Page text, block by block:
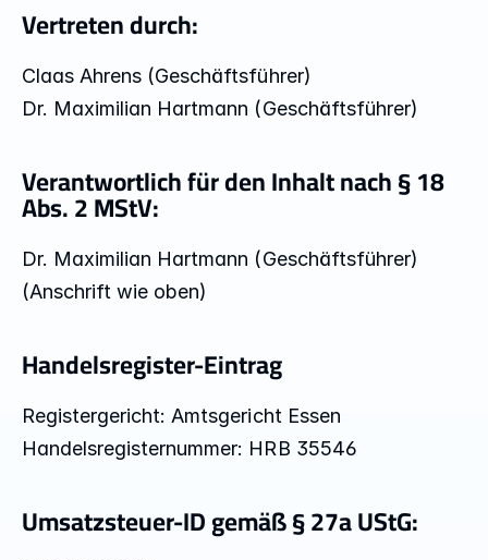
ÜBER
Mission
Team
FAQ
Vertreten durch:
Claas Ahrens (Geschäftsführer)
Dr. Maximilian Hartmann (Geschäftsführer)
Verantwortlich für den Inhalt nach § 18
Abs. 2 MStV:
Dr. Maximilian Hartmann (Geschäftsführer)
(Anschrift wie oben)
Handelsregister-Eintrag
Registergericht: Amtsgericht Essen
Handelsregisternummer: HRB 35546
Umsatzsteuer-ID gemäß § 27a UStG: